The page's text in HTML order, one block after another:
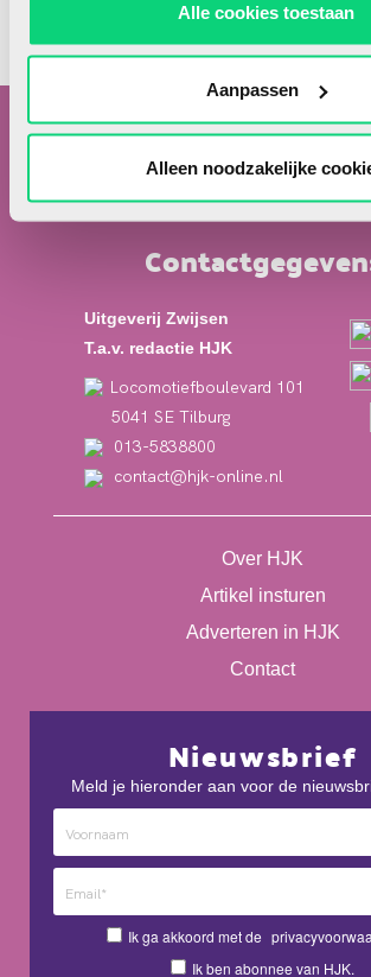
Alle cookies toestaan
Aanpassen
Alleen noodzakelijke
Nieuwsbrief
Meld je hieronder aan voor de
Ik ga akkoord met de
Ik ben abonnee van HJK.
Over HJK
Artikel insturen
Adverteren in HJK
Contact
Uitgeverij Zwijsen
T.a.v. redactie HJK
Locomotiefboulevard 101
5041 SE Tilburg
013-5838800
contact@hjk-online.nl